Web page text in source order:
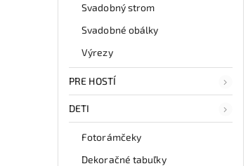
Svadobný strom
Svadobné obálky
Výrezy
PRE HOSTÍ
DETI
Fotorámčeky
Dekoračné tabuľky